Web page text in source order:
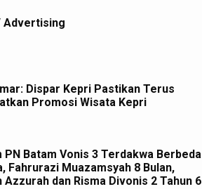
Advertising
Dispar Kepri Pastikan Terus
Promosi Wisata Kepri
PN Batam Vonis 3 Terdakwa Berbeda
Fahrurazi Muazamsyah 8 Bulan,
Azzurah dan Risma Divonis 2 Tahun 6